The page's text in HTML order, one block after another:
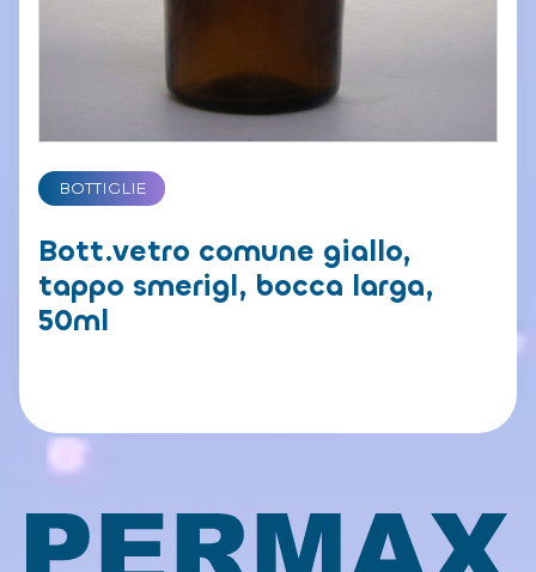
BOTTIGLIE
Bott.vetro comune giallo,
tappo smerigl, bocca larga,
50ml